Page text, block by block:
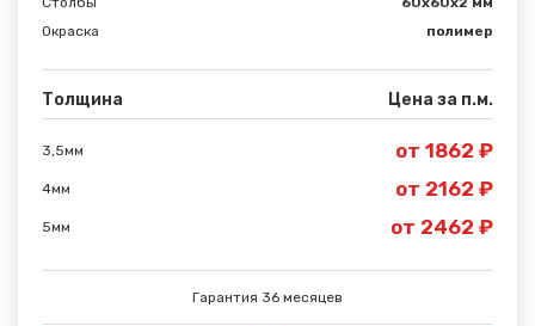
Окраска
полимер
Толщина Цена за п.м.
3,5мм от 1862 ₽
4мм от 2162 ₽
5мм от 2462 ₽
Гарантия 36 месяцев
Спасибо за обращение, наш специалист свяжется с
Вами.